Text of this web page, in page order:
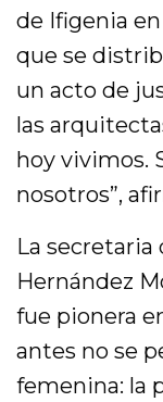
de Ifigenia
que se
un acto de
las
hoy vivimos.
nosotros”,
La secretaria
Hernández
fue pionera
antes no se
femenina: la